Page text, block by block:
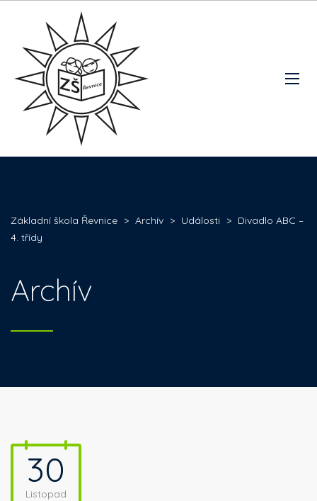
Základní škola Řevnice > Archív > Události > Divadlo ABC –
4. třídy
Archív
30
Listopad